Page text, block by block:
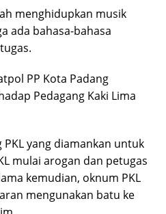
menghidupkan musik
ada bahasa-bahasa
PP Kota Padang
Pedagang Kaki Lima
PKL yang diamankan untuk
mulai arogan dan petugas
kemudian, oknum PKL
mengunakan batu ke